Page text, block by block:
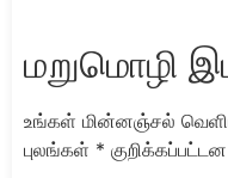
மறுமொழி
உங்கள் மின்னஞ்சல்
புலங்கள் * குறிக்கப்பட்டன